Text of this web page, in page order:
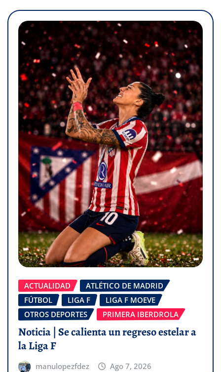
ACTUALIDAD
ATLÉTICO DE MADRID
FÚTBOL
LIGA F
LIGA F MOEVE
OTROS DEPORTES
PRIMERA IBERDROLA
Noticia | Se calienta un regreso estelar a
la Liga F
manulopezfdez Ago 7, 2026